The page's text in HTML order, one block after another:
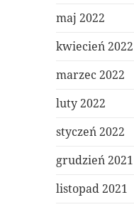
maj 2022
kwiecień 2022
marzec 2022
luty 2022
styczeń 2022
grudzień 2021
listopad 2021